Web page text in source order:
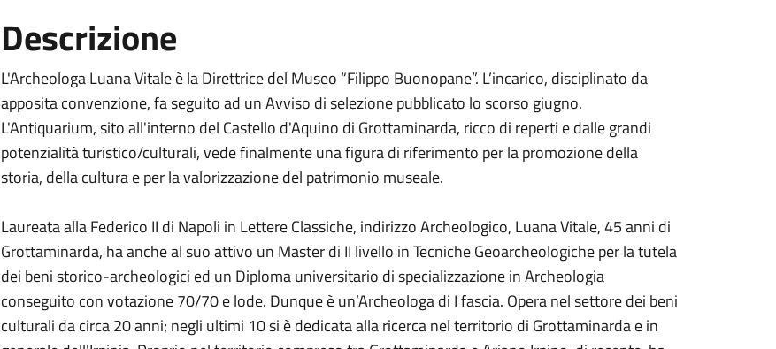
Descrizione
L'Archeologa Luana Vitale è la Direttrice del Museo “Filippo Buonopane”. L’incarico, disciplinato da
apposita convenzione, fa seguito ad un Avviso di selezione pubblicato lo scorso giugno.
L'Antiquarium, sito all'interno del Castello d'Aquino di Grottaminarda, ricco di reperti e dalle grandi
potenzialità turistico/culturali, vede finalmente una figura di riferimento per la promozione della
storia, della cultura e per la valorizzazione del patrimonio museale.
Laureata alla Federico II di Napoli in Lettere Classiche, indirizzo Archeologico, Luana Vitale, 45 anni di
Grottaminarda, ha anche al suo attivo un Master di II livello in Tecniche Geoarcheologiche per la tutela
dei beni storico-archeologici ed un Diploma universitario di specializzazione in Archeologia
conseguito con votazione 70/70 e lode. Dunque è un’Archeologa di I fascia. Opera nel settore dei beni
culturali da circa 20 anni; negli ultimi 10 si è dedicata alla ricerca nel territorio di Grottaminarda e in